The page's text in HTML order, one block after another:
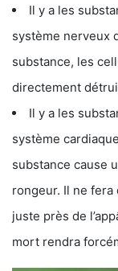
Il y a les
système nerveux
substance, les
directement
Il y a les
système
substance cause
rongeur. Il ne fera
juste près de
mort rendra